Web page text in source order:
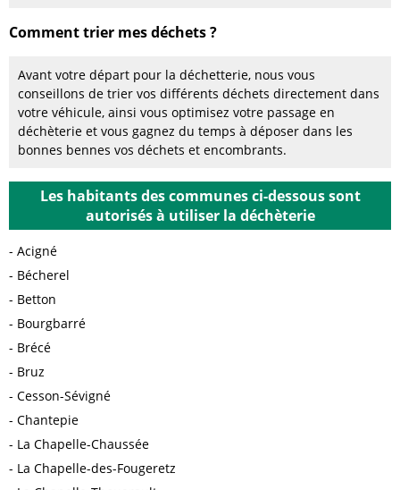
Comment trier mes déchets ?
Avant votre départ pour la déchetterie, nous vous
conseillons de trier vos différents déchets directement dans
votre véhicule, ainsi vous optimisez votre passage en
déchèterie et vous gagnez du temps à déposer dans les
bonnes bennes vos déchets et encombrants.
Les habitants des communes ci-dessous sont
autorisés à utiliser la déchèterie
Acigné
Bécherel
Betton
Bourgbarré
Brécé
Bruz
Cesson-Sévigné
Chantepie
La Chapelle-Chaussée
La Chapelle-des-Fougeretz